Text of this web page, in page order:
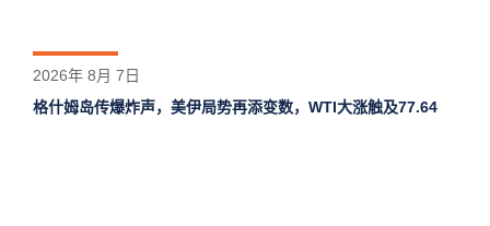
2026年 8月 7日
格什姆岛‌传爆炸声，美伊局势再添变数，WTI大涨触及77.64